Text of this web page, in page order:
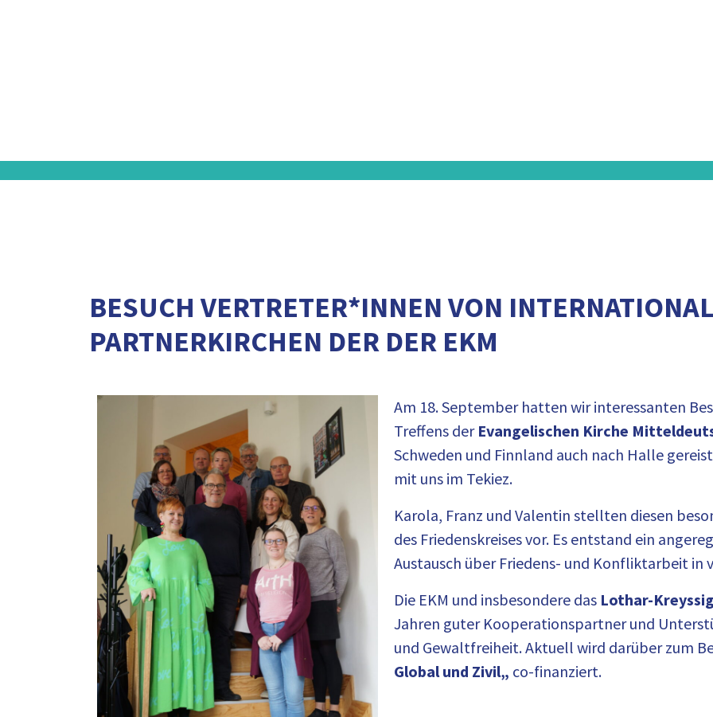
BESUCH VERTRETER*INNEN VON
PARTNERKIRCHEN DER DER EKM
Am 18. September hatten wir interessanten
Treffens der Evangelischen Kirche
Schweden und Finnland auch nach Halle
mit uns im Tekiez.
Karola, Franz und Valentin stellten diesen
des Friedenskreises vor. Es entstand ein
Austausch über Friedens- und Konfliktarbeit in
Die EKM und insbesondere das Lothar-
Jahren guter Kooperationspartner und
und Gewaltfreiheit. Aktuell wird darüber zum
Global und Zivil„ co-finanziert.